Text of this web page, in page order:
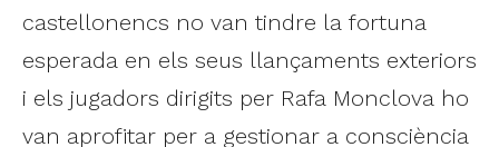
castellonencs no van tindre la fortuna
esperada en els seus llançaments exteriors
i els jugadors dirigits per Rafa Monclova ho
van aprofitar per a gestionar a consciència